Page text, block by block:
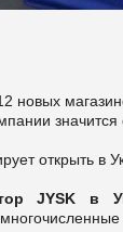
новых
открыть в
JYSK в